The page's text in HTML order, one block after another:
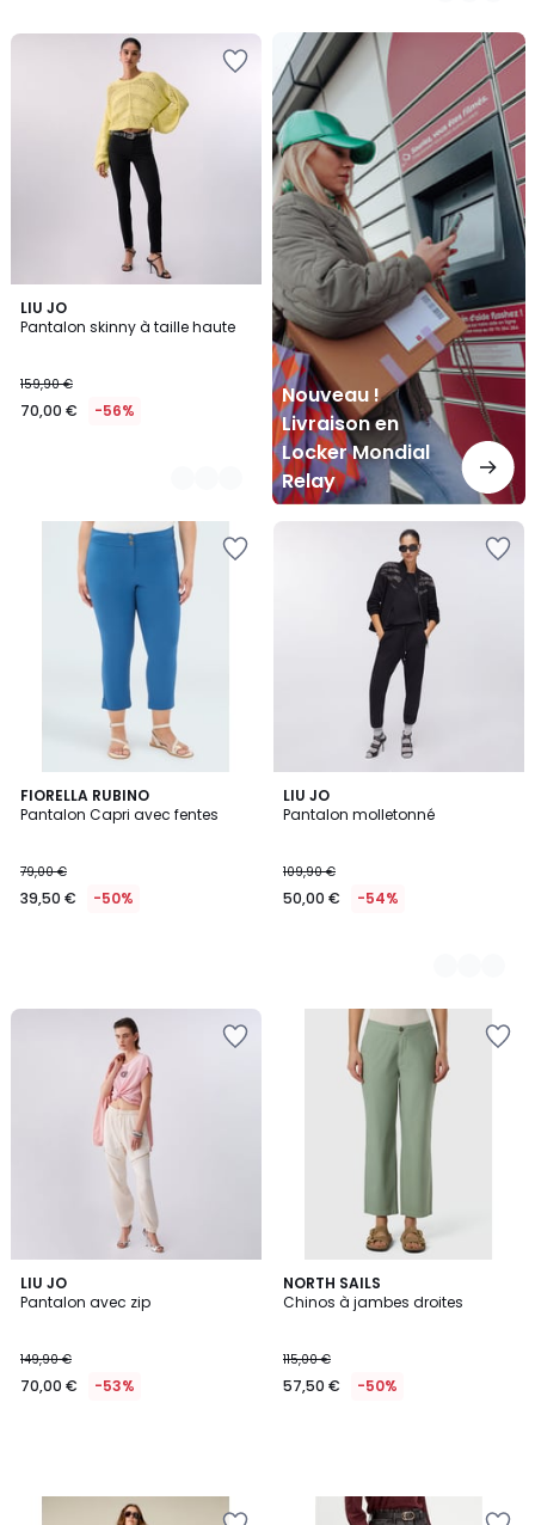
LIU JO
Pantalon skinny à taille haute
159,90 €
70,00 € -56%
2
Couleurs
Nouveau !
Livraison en
Locker Mondial
Relay
Nouveau
Livraison
en
Locker
Mondial
Relay
FIORELLA RUBINO
Pantalon Capri avec fentes
79,00 €
39,50 € -50%
LIU JO
Pantalon molletonné
109,90 €
50,00 € -54%
2
Couleurs
LIU JO
Pantalon avec zip
149,90 €
70,00 € -53%
NORTH SAILS
Chinos à jambes droites
115,00 €
57,50 € -50%